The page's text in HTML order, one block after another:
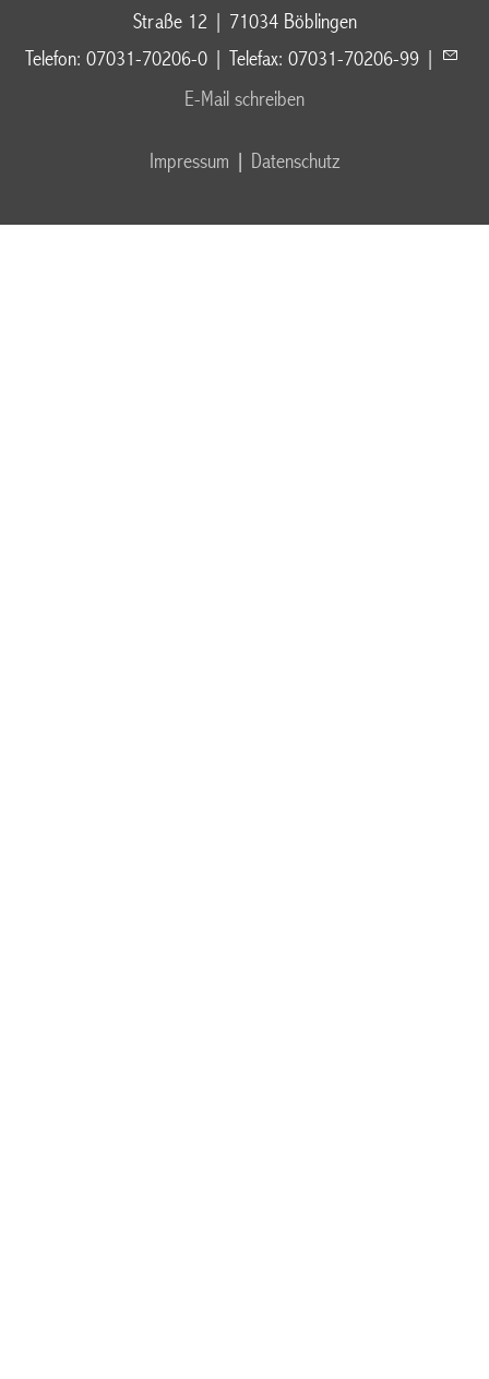
Straße 12 | 71034 Böblingen
Telefon: 07031-70206-0 | Telefax: 07031-70206-99 |
E-Mail schreiben
Impressum | Datenschutz